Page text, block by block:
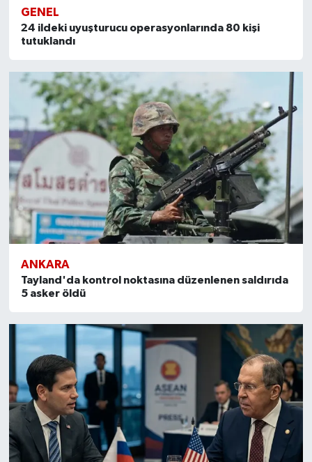
GENEL
24 ildeki uyuşturucu operasyonlarında 80 kişi
tutuklandı
ANKARA
Tayland'da kontrol noktasına düzenlenen saldırıda
5 asker öldü